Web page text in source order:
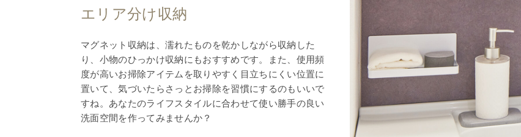
エリア分け収納
マグネット収納は、濡れたものを乾かしながら収納した
り、小物のひっかけ収納にもおすすめです。また、使用頻
度が高いお掃除アイテムを取りやすく目立ちにくい位置に
置いて、気づいたらさっとお掃除を習慣にするのもいいで
すね。あなたのライフスタイルに合わせて使い勝手の良い
洗面空間を作ってみませんか？